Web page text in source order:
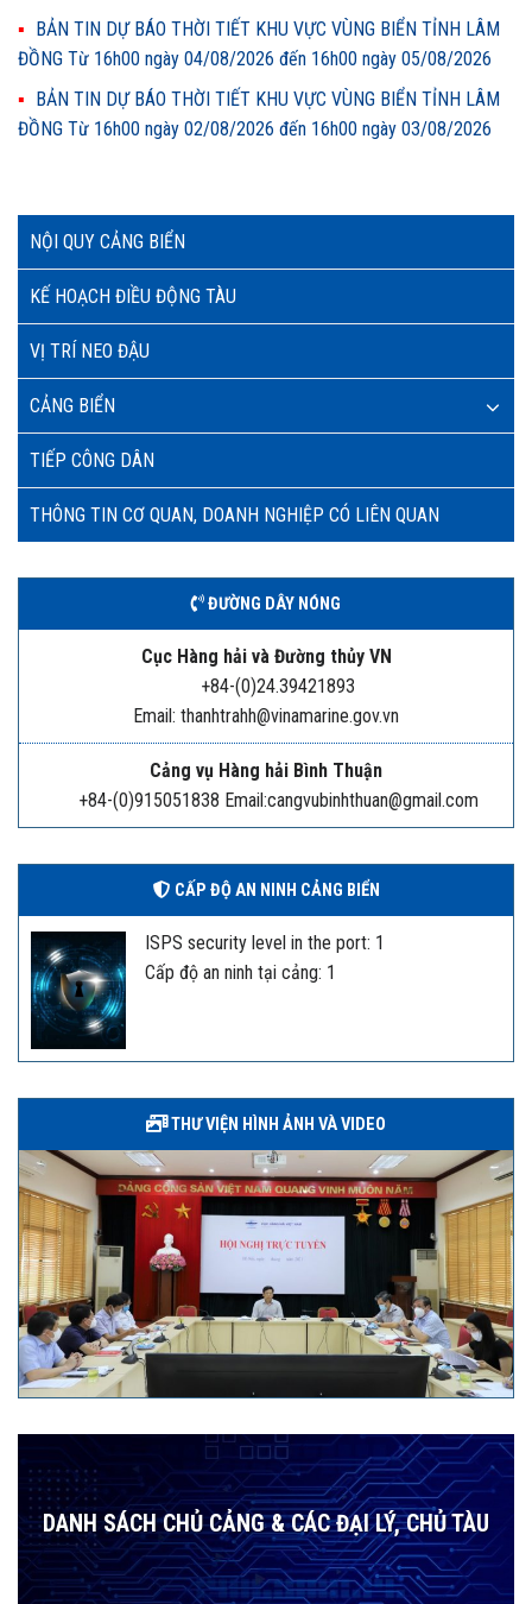
NỘI QUY CẢNG BIỂN
KẾ HOẠCH ĐIỀU ĐỘNG TÀU
VỊ TRÍ NEO ĐẬU
CẢNG BIỂN
TIẾP CÔNG DÂN
THÔNG TIN CƠ QUAN, DOANH NGHIỆP CÓ LIÊN QUAN
ĐƯỜNG DÂY NÓNG
Cục Hàng hải và Đường thủy VN
+84-(0)24.39421893
Email: thanhtrahh@vinamarine.gov.vn
Cảng vụ Hàng hải Bình Thuận
+84-(0)915051838 Email:cangvubinhthuan@gmail.com
CẤP ĐỘ AN NINH CẢNG BIỂN
ISPS security level in the port: 1
Cấp độ an ninh tại cảng: 1
THƯ VIỆN HÌNH ẢNH VÀ VIDEO
DANH SÁCH CHỦ CẢNG & CÁC ĐẠI LÝ, CHỦ TÀU
BẢN TIN DỰ BÁO THỜI TIẾT KHU VỰC VÙNG BIỂN TỈNH LÂM
ĐỒNG Từ 16h00 ngày 04/08/2026 đến 16h00 ngày 05/08/2026
BẢN TIN DỰ BÁO THỜI TIẾT KHU VỰC VÙNG BIỂN TỈNH LÂM
ĐỒNG Từ 16h00 ngày 02/08/2026 đến 16h00 ngày 03/08/2026